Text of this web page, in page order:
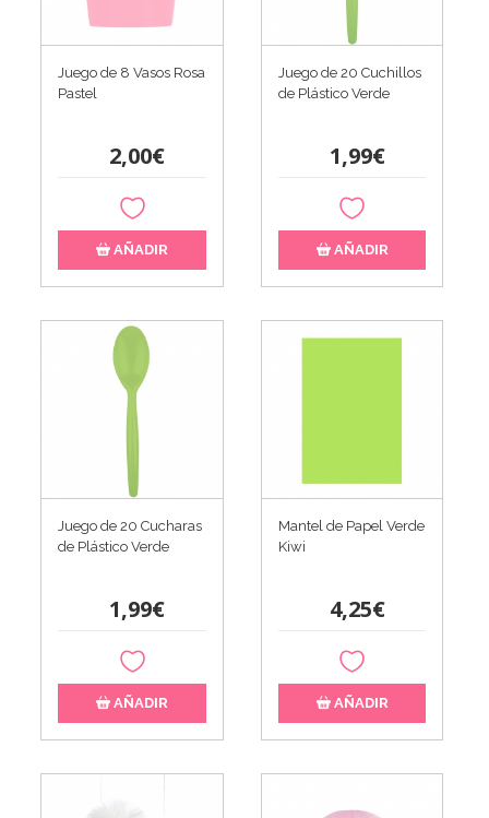
Juego de 8 Vasos Rosa
Pastel
2,00€
AÑADIR
Juego de 20 Cuchillos
de Plástico Verde
1,99€
AÑADIR
Juego de 20 Cucharas
de Plástico Verde
1,99€
AÑADIR
Mantel de Papel Verde
Kiwi
4,25€
AÑADIR